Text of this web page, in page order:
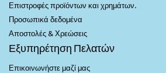
Επιστροφές προϊόντων και χρημάτων.
Προσωπικά δεδομένα
Αποστολές & Χρεώσεις
Εξυπηρέτηση Πελατών
Επικοινωνήστε μαζί μας